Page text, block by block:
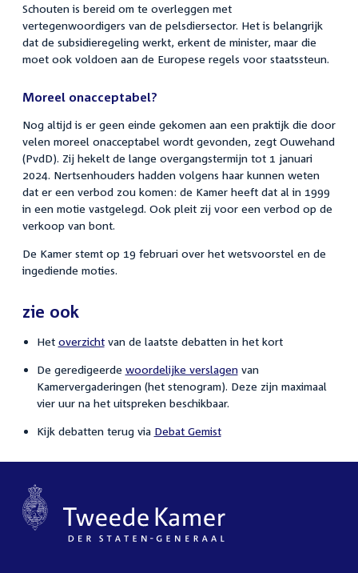
Schouten is bereid om te overleggen met
vertegenwoordigers van de pelsdiersector. Het is belangrijk
dat de subsidieregeling werkt, erkent de minister, maar die
moet ook voldoen aan de Europese regels voor staatssteun.
Moreel onacceptabel?
Nog altijd is er geen einde gekomen aan een praktijk die door
velen moreel onacceptabel wordt gevonden, zegt Ouwehand
(PvdD). Zij hekelt de lange overgangstermijn tot 1 januari
2024. Nertsenhouders hadden volgens haar kunnen weten
dat er een verbod zou komen: de Kamer heeft dat al in 1999
in een motie vastgelegd. Ook pleit zij voor een verbod op de
verkoop van bont.
De Kamer stemt op 19 februari over het wetsvoorstel en de
ingediende moties.
zie ook
Het overzichtvan de laatste debatten in het kort
De geredigeerde woordelijke verslagenvan
Kamervergaderingen (het stenogram). Deze zijn maximaal
vier uur na het uitspreken beschikbaar.
Kijk debatten terug via Debat Gemist